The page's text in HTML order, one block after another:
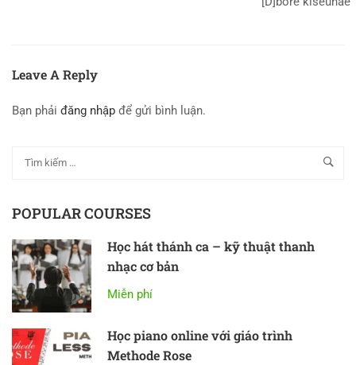
Leave A Reply
Bạn phải đăng nhập để gửi bình luận.
POPULAR COURSES
Học hát thánh ca – kỹ thuật thanh
nhạc cơ bản
Miễn phí
Học piano online với giáo trình
Methode Rose